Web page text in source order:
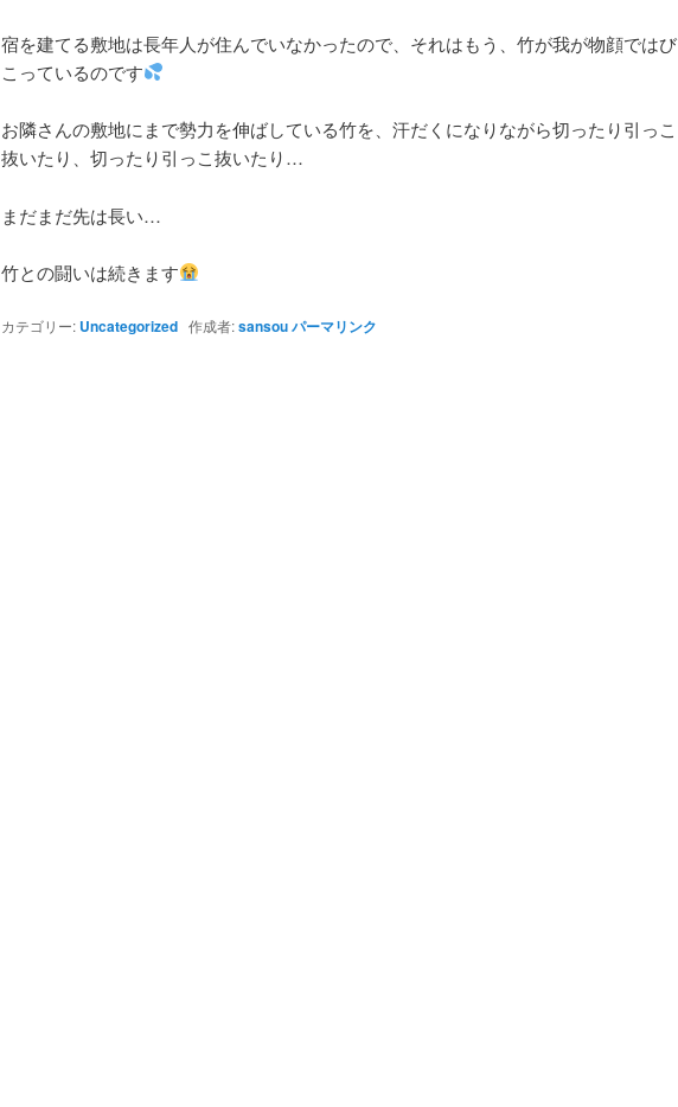
宿を建てる敷地は長年人が住んでいなかったので、それはもう、竹が我が物顔ではび
こっているのです
お隣さんの敷地にまで勢力を伸ばしている竹を、汗だくになりながら切ったり引っこ
抜いたり、切ったり引っこ抜いたり…
まだまだ先は長い…
竹との闘いは続きます
カテゴリー: Uncategorized 作成者:sansouパーマリンク